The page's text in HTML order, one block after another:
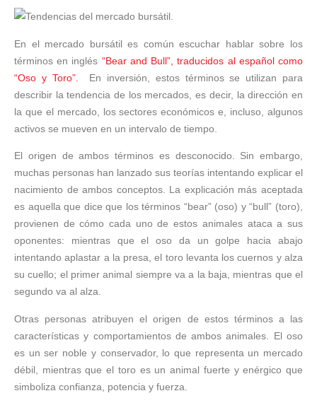
En el mercado bursátil es común escuchar hablar sobre los
términos en inglés “Bear and Bull”, traducidos al español como
“Oso y Toro”.
En inversión, estos términos se utilizan para
describir la tendencia de los mercados, es decir, la dirección en
la que el mercado, los sectores económicos e, incluso, algunos
activos se mueven en un intervalo de tiempo.
El origen de ambos términos es desconocido. Sin embargo,
muchas personas han lanzado sus teorías intentando explicar el
nacimiento de ambos conceptos. La explicación más aceptada
es aquella que dice que los términos “bear” (oso) y “bull” (toro),
provienen de cómo cada uno de estos animales ataca a sus
oponentes: mientras que el oso da un golpe hacia abajo
intentando aplastar a la presa, el toro levanta los cuernos y alza
su cuello; el primer animal siempre va a la baja, mientras que el
segundo va al alza.
Otras personas atribuyen el origen de estos términos a las
características y comportamientos de ambos animales. El oso
es un ser noble y conservador, lo que representa un mercado
débil, mientras que el toro es un animal fuerte y enérgico que
simboliza confianza, potencia y fuerza.